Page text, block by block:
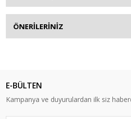
ÖNERİLERİNİZ
E-BÜLTEN
Kampanya ve duyurulardan ilk siz